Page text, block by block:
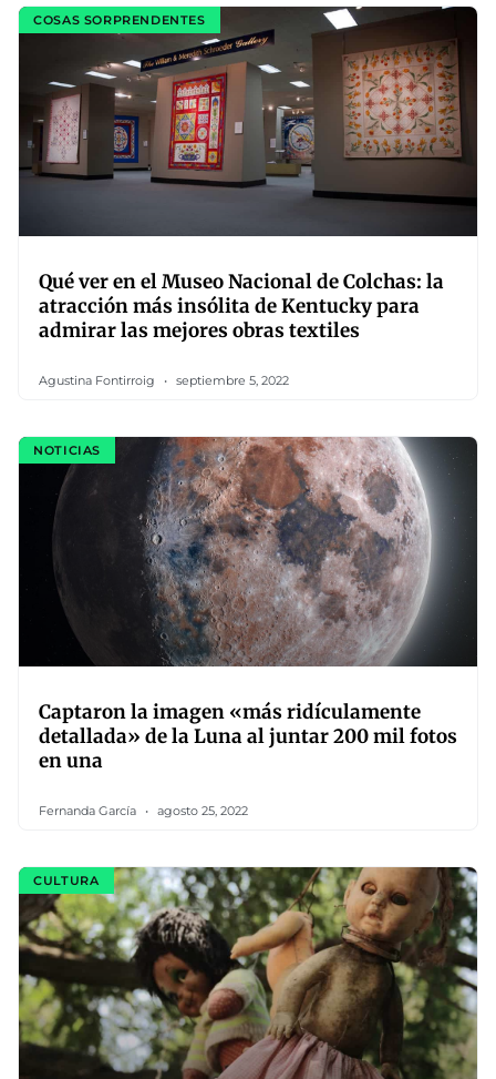
COSAS SORPRENDENTES
Qué ver en el Museo Nacional de Colchas: la
atracción más insólita de Kentucky para
admirar las mejores obras textiles
Agustina Fontirroig septiembre 5, 2022
NOTICIAS
Captaron la imagen «más ridículamente
detallada» de la Luna al juntar 200 mil fotos
en una
Fernanda García agosto 25, 2022
CULTURA